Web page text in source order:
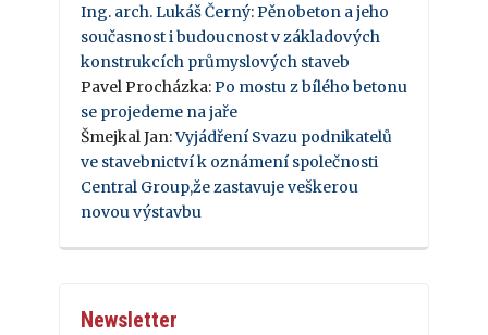
Ing. arch. Lukáš Černý:Pěnobeton a jeho
současnost i budoucnost v základových
konstrukcích průmyslových staveb
Pavel Procházka:Po mostu z bílého betonu
se projedeme na jaře
Šmejkal Jan:Vyjádření Svazu podnikatelů
ve stavebnictví k oznámení společnosti
Central Group,že zastavuje veškerou
novou výstavbu
Newsletter